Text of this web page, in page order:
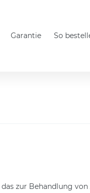
Garantie So
zur Behandlung von